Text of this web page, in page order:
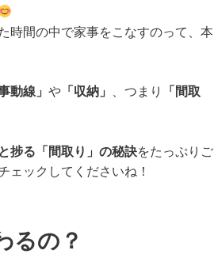
時間の中で家事をこなすのって、本
動線」 や 「収納」 、つまり
「間取
捗る「間取り」の秘訣をたっぷりご
ックしてくださいね！
るの？